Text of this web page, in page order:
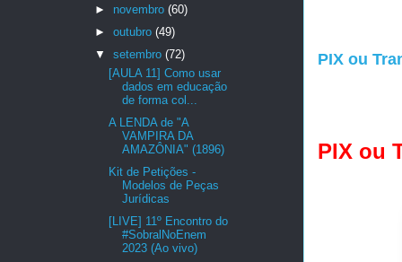
PIX ou
PIX ou
► novembro (60)
► outubro (49)
▼ setembro (72)
[AULA 11] Como usar
dados em educação
de forma col...
A LENDA de "A
VAMPIRA DA
AMAZÔNIA" (1896)
Kit de Petições -
Modelos de Peças
Jurídicas
[LIVE] 11º Encontro do
#SobralNoEnem
2023 (Ao vivo)